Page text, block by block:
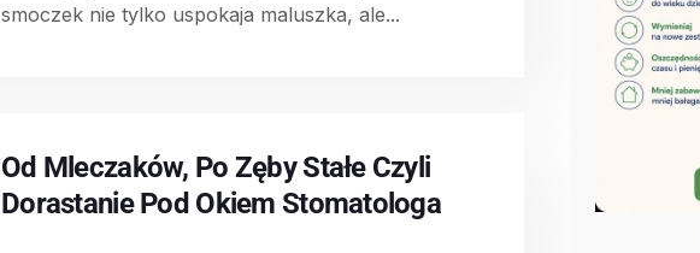
smoczek nie tylko uspokaja maluszka, ale...
Od Mleczaków, Po Zęby Stałe Czyli
Dorastanie Pod Okiem Stomatologa